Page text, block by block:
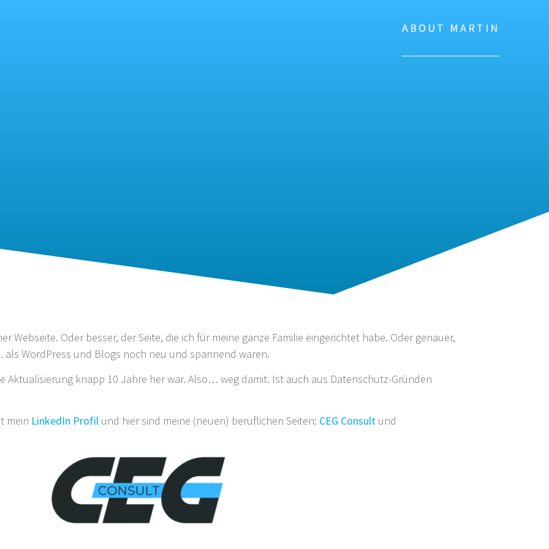
ABOUT MARTIN
Webseite. Oder besser, der Seite, die ich für meine ganze Familie eingerichtet habe. Oder genauer,
WordPress und Blogs noch neu und spannend waren.
Aktualisierung knapp 10 Jahre her war. Also… weg damit. Ist auch aus Datenschutz-Gründen
mein LinkedIn Profil und hier sind meine (neuen) beruflichen Seiten: CEG Consult und